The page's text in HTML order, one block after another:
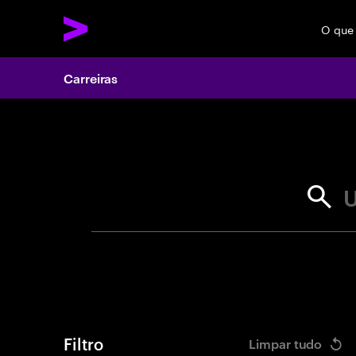
O
Carreiras
Filtro Limpar tudo